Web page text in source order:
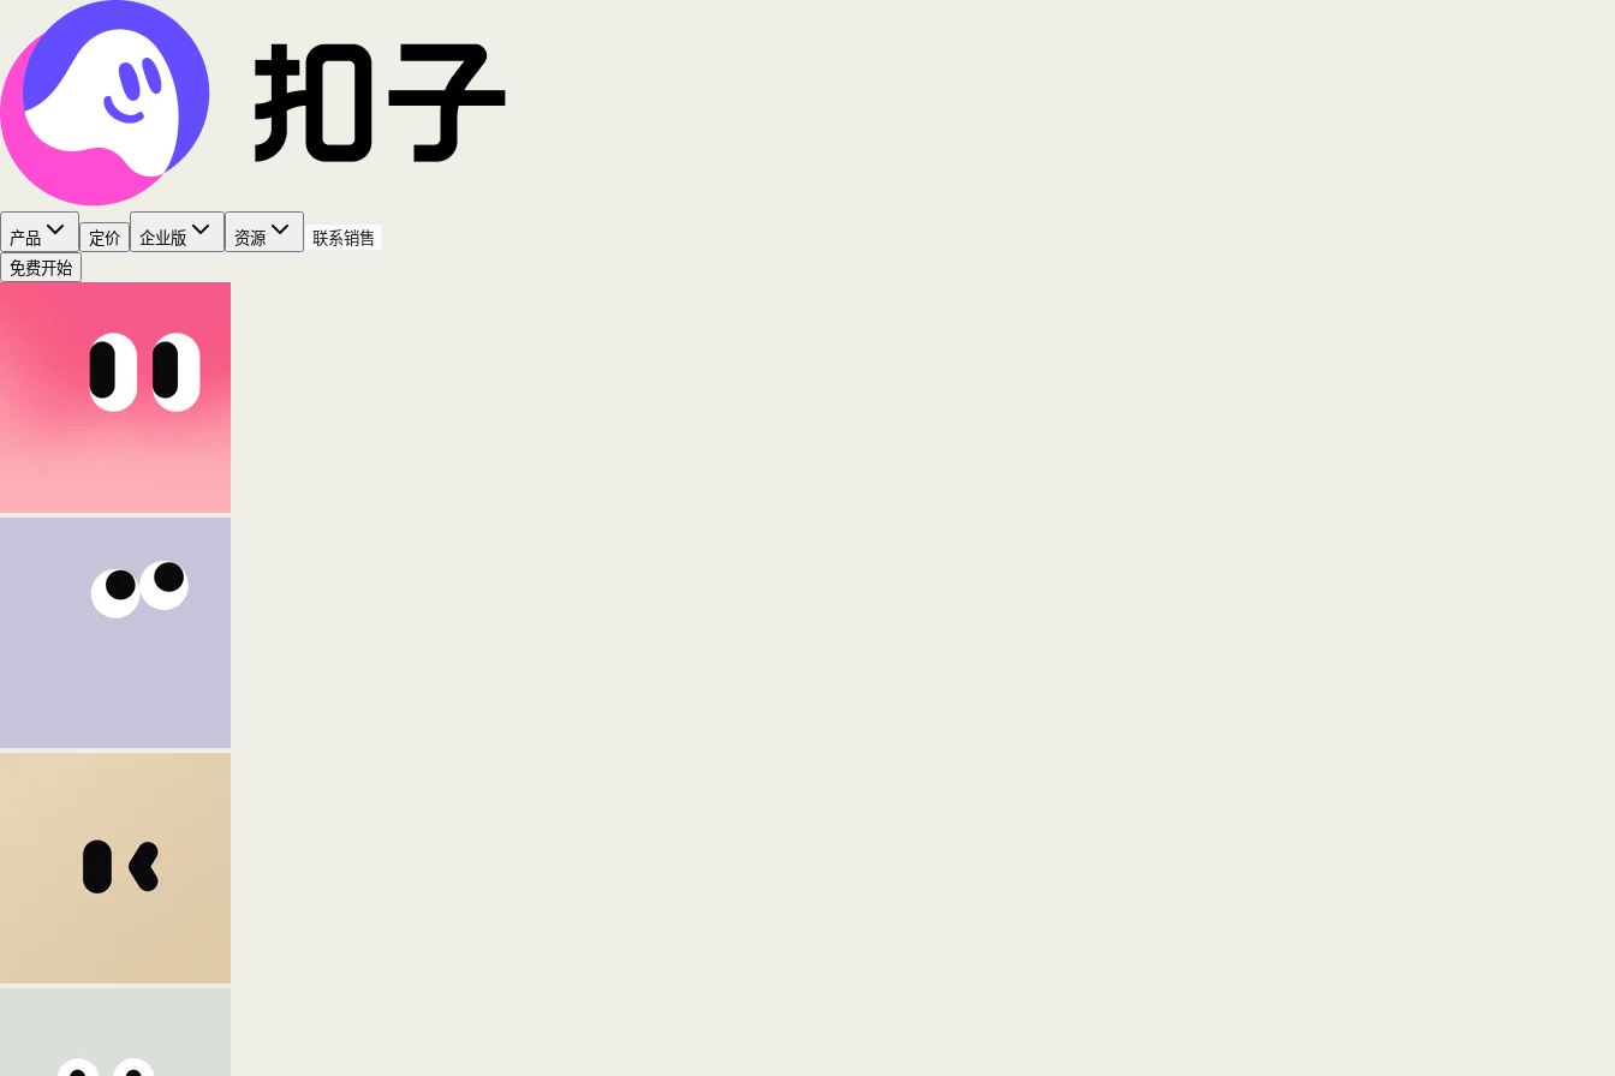
产品 定价 企业版 资源
联系销售
免费开始